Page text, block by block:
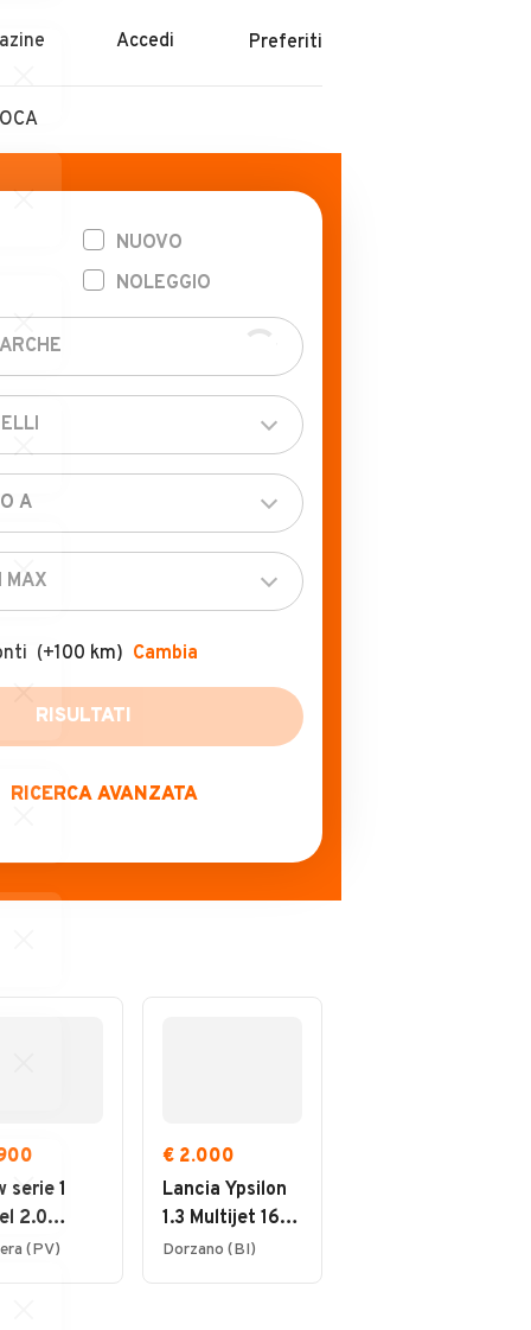
Accedi Preferiti
NUOVO
NOLEGGIO
(+100 km) Cambia
RICERCA AVANZATA
serie 1
2.0
anno
(PV)
€ 2.000
Lancia Ypsilon
1.3 Multijet 16V
Platino
Dorzano (BI)